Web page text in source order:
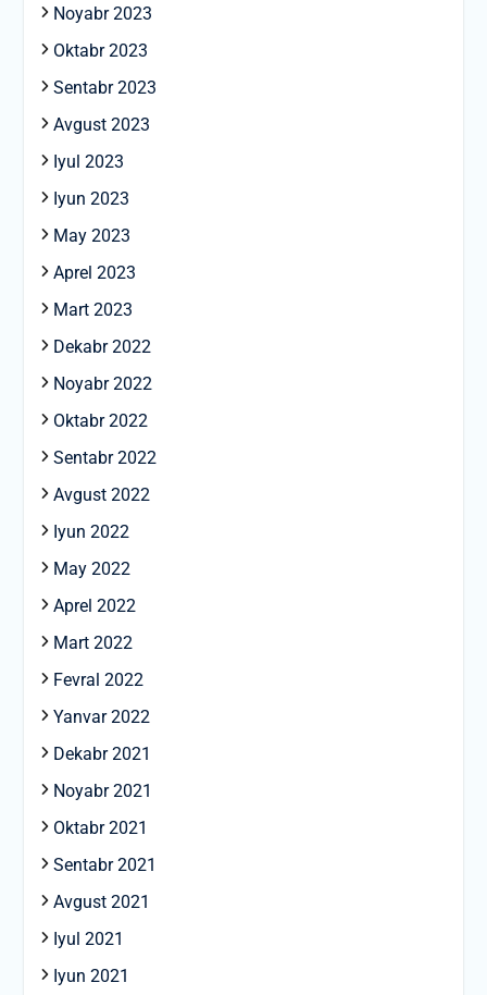
Noyabr 2023
Oktabr 2023
Sentabr 2023
Avgust 2023
Iyul 2023
Iyun 2023
May 2023
Aprel 2023
Mart 2023
Dekabr 2022
Noyabr 2022
Oktabr 2022
Sentabr 2022
Avgust 2022
Iyun 2022
May 2022
Aprel 2022
Mart 2022
Fevral 2022
Yanvar 2022
Dekabr 2021
Noyabr 2021
Oktabr 2021
Sentabr 2021
Avgust 2021
Iyul 2021
Iyun 2021